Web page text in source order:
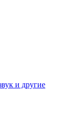
и другие